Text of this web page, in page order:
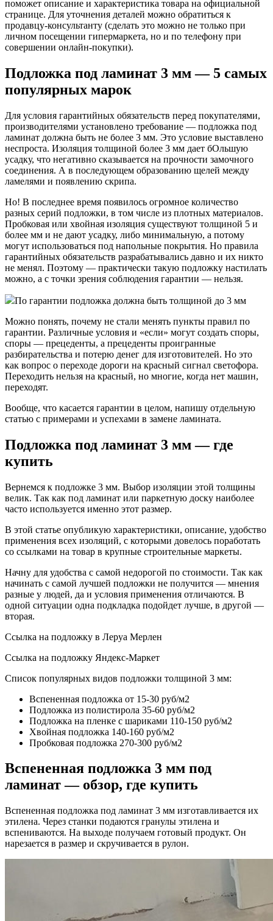
поможет описание и характеристика товара на официальной
странице. Для уточнения деталей можно обратиться к
продавцу-консультанту (сделать это можно не только при
личном посещении гипермаркета, но и по телефону при
совершении онлайн-покупки).
Подложка под ламинат 3 мм — 5 самых
популярных марок
Для условия гарантийных обязательств перед покупателями,
производителями установлено требование — подложка под
ламинат должна быть не более 3 мм. Это условие выставлено
неспроста. Изоляция толщиной более 3 мм дает бОльшую
усадку, что негативно сказывается на прочности замочного
соединения. А в последующем образованию щелей между
ламелями и появлению скрипа.
Но! В последнее время появилось огромное количество
разных серий подложки, в том числе из плотных материалов.
Пробковая или хвойная изоляция существуют толщиной 5 и
более мм и не дают усадку, либо минимальную, а потому
могут использоваться под напольные покрытия. Но правила
гарантийных обязательств разрабатывались давно и их никто
не менял. Поэтому — практически такую подложку настилать
можно, а с точки зрения соблюдения гарантии — нельзя.
По гарантии подложка должна быть толщиной до 3 мм
Можно понять, почему не стали менять пункты правил по
гарантии. Различные условия и «если» могут создать споры,
споры — прецеденты, а прецеденты проигранные
разбирательства и потерю денег для изготовителей. Но это
как вопрос о переходе дороги на красный сигнал светофора.
Переходить нельзя на красный, но многие, когда нет машин,
переходят.
Вообще, что касается гарантии в целом, напишу отдельную
статью с примерами и успехами в замене ламината.
Подложка под ламинат 3 мм — где
купить
Вернемся к подложке 3 мм. Выбор изоляции этой толщины
велик. Так как под ламинат или паркетную доску наиболее
часто используется именно этот размер.
В этой статье опубликую характеристики, описание, удобство
применения всех изоляций, с которыми довелось поработать
со ссылками на товар в крупные строительные маркеты.
Начну для удобства с самой недорогой по стоимости. Так как
начинать с самой лучшей подложки не получится — мнения
разные у людей, да и условия применения отличаются. В
одной ситуации одна подкладка подойдет лучше, в другой —
вторая.
Ссылка на подложку в Леруа Мерлен
Ссылка на подложку Яндекс-Маркет
Список популярных видов подложки толщиной 3 мм:
Вспененная подложка от 15-30 руб/м2
Подложка из полистирола 35-60 руб/м2
Подложка на пленке с шариками 110-150 руб/м2
Хвойная подложка 140-160 руб/м2
Пробковая подложка 270-300 руб/м2
Вспененная подложка 3 мм под
ламинат — обзор, где купить
Вспененная подложка под ламинат 3 мм изготавливается их
этилена. Через станки подаются гранулы этилена и
вспениваются. На выходе получаем готовый продукт. Он
нарезается в размер и скручивается в рулон.